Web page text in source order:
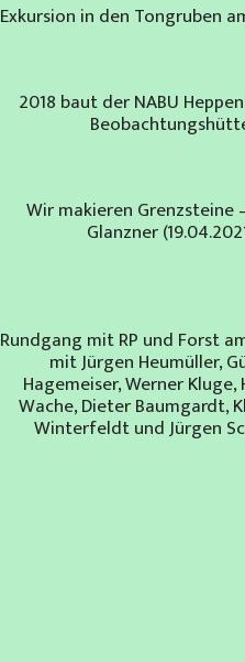
Exkursion in den Tongruben
2018 baut der NABU
Wir makieren Grenzsteine
Glanzner
Rundgang mit RP und Forst
mit Jürgen Heumüller,
Hagemeiser, Werner
Wache, Dieter Baumgardt,
Winterfeldt und Jürgen